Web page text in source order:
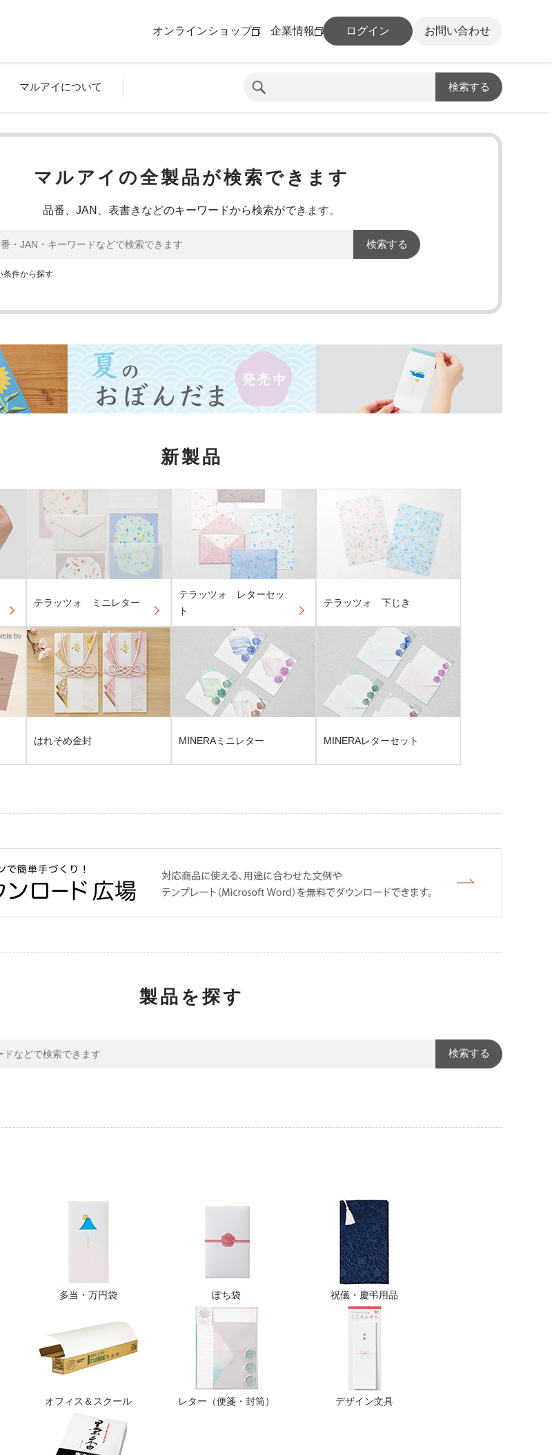
オンラインショップ 企業情報 ログイン お問い合わせ
マルアイについて 検索する
マルアイの全製品が検索できます
品番、JAN、表書きなどのキーワードから検索ができます。
検索する
条件から探す
新製品
テラッツォ ミニレター
テラッツォ レターセッ
ト
テラッツォ 下じき
はれそめ金封 MINERAミニレター MINERAレターセット
製品を探す
検索する
多当・万円袋 ぽち袋 祝儀・慶弔用品
オフィス＆スクール レター（便箋・封筒） デザイン文具